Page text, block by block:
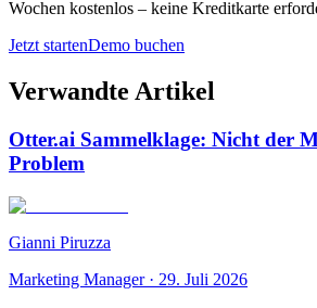
Wochen kostenlos – keine Kreditkarte
Jetzt startenDemo buchen
Verwandte Artikel
Otter.ai Sammelklage: Nicht der
Problem
Gianni Piruzza
Marketing Manager· 29. Juli 2026